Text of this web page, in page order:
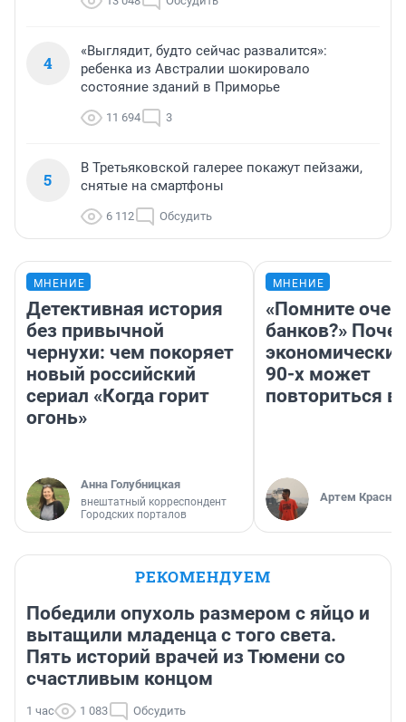
4
«Выглядит, будто сейчас развалится»:
ребенка из Австралии шокировало
состояние зданий в Приморье
11 694 3
5
В Третьяковской галерее покажут пейзажи,
снятые на смартфоны
6 112 Обсудить
МНЕНИЕ
Детективная история
без привычной
чернухи: чем покоряет
новый российский
сериал «Когда горит
огонь»
Анна Голубницкая
внештатный корреспондент
Городских порталов
МНЕНИЕ
«Помните
банков?»
90-х может
повториться
Артем Краснов
РЕКОМЕНДУЕМ
Победили опухоль размером с яйцо и
вытащили младенца с того света.
Пять историй врачей из Тюмени со
счастливым концом
1 час 1 083 Обсудить